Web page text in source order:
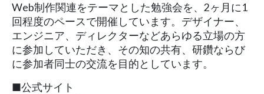
Web制作関連をテーマとした勉強会を、2ヶ月に1
回程度のペースで開催しています。デザイナー、
エンジニア、ディレクターなどあらゆる立場の方
に参加していただき、その知の共有、研鑽ならび
に参加者同士の交流を目的としています。
■公式サイト